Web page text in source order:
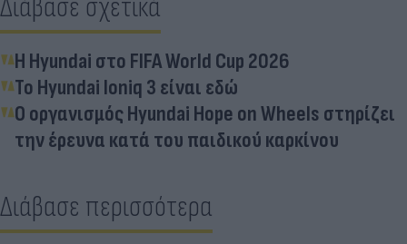
Διάβασε σχετικά
Η Hyundai στο FIFA World Cup 2026
Το Hyundai Ioniq 3 είναι εδώ
Ο οργανισμός Hyundai Hope on Wheels στηρίζει
την έρευνα κατά του παιδικού καρκίνου
Διάβασε περισσότερα